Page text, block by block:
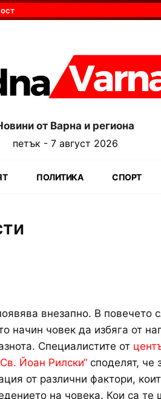
от Варна и региона
петък - 7 август 2026
ПОЛИТИКА СПОРТ
внезапно. В повечето
начин човек да избяга от
Специалистите от
Йоан Рилски“споделят, че
от различни фактори,
на човека. Кои са те